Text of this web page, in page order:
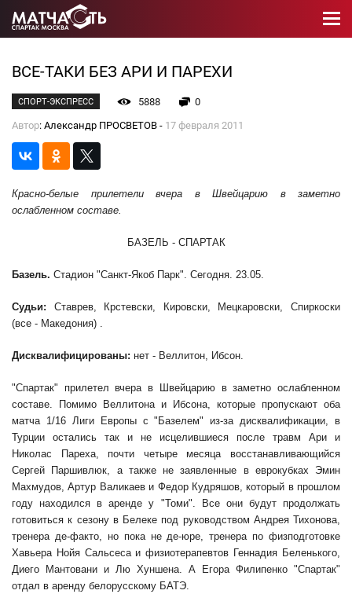
ВСЕ-ТАКИ БЕЗ АРИ И ПАРЕХИ
СПОРТ-ЭКСПРЕСС 5888
0
Автор: Александр ПРОСВЕТОВ - 17 февраля 2011
Красно-белые прилетели вчера в Швейцарию в заметно
ослабленном составе.
БАЗЕЛЬ - СПАРТАК
Базель. Стадион "Санкт-Якоб Парк". Сегодня. 23.05.
Судьи: Ставрев, Крстевски, Кировски, Мецкаровски, Спиркоски
(все - Македония) .
Дисквалифицированы: нет - Веллитон, Ибсон.
"Спартак" прилетел вчера в Швейцарию в заметно ослабленном
составе. Помимо Веллитона и Ибсона, которые пропускают оба
матча 1/16 Лиги Европы с "Базелем" из-за дисквалификации, в
Турции остались так и не исцелившиеся после травм Ари и
Николас Пареха, почти четыре месяца восстанавливающийся
Сергей Паршивлюк, а также не заявленные в еврокубках Эмин
Махмудов, Артур Валикаев и Федор Кудряшов, который в прошлом
году находился в аренде у "Томи". Все они будут продолжать
готовиться к сезону в Белеке под руководством Андрея Тихонова,
тренера де-факто, но пока не де-юре, тренера по физподготовке
Хавьера Нойя Сальсеса и физиотерапевтов Геннадия Беленького,
Диего Мантовани и Лю Хуншена. А Егора Филипенко "Спартак"
отдал в аренду белорусскому БАТЭ.